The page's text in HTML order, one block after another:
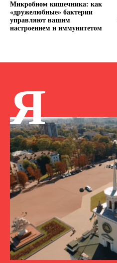
Микробиом кишечника: как
«дружелюбные» бактерии
управляют вашим
настроением и иммунитетом
Я